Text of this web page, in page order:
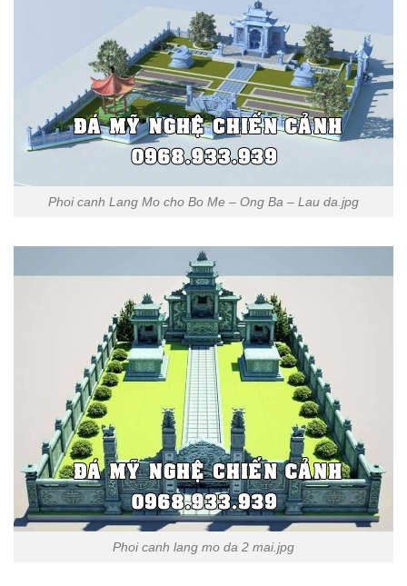
Phoi canh Lang Mo cho Bo Me – Ong Ba – Lau da.jpg
Phoi canh lang mo da 2 mai.jpg